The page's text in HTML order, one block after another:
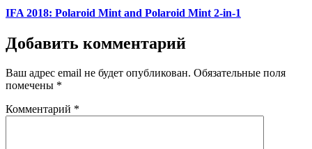
IFA 2018: Polaroid Mint and Polaroid Mint 2-in-1
Добавить комментарий
Ваш адрес email не будет опубликован. Обязательные поля
помечены *
Комментарий *